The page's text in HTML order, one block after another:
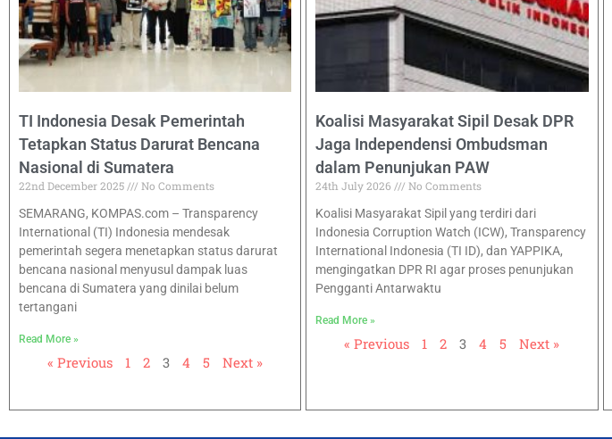
TI Indonesia Desak Pemerintah
Tetapkan Status Darurat Bencana
Nasional di Sumatera
22nd December 2025
No Comments
SEMARANG, KOMPAS.com – Transparency
International (TI) Indonesia mendesak
pemerintah segera menetapkan status darurat
bencana nasional menyusul dampak luas
bencana di Sumatera yang dinilai belum
tertangani
Read More »
« Previous 1 2 3 4 5 Next »
Koalisi Masyarakat Sipil Desak DPR
Jaga Independensi Ombudsman
dalam Penunjukan PAW
24th July 2026
No Comments
Koalisi Masyarakat Sipil yang terdiri dari
Indonesia Corruption Watch (ICW), Transparency
International Indonesia (TI ID), dan YAPPIKA,
mengingatkan DPR RI agar proses penunjukan
Pengganti Antarwaktu
Read More »
« Previous 1 2 3 4 5 Next »